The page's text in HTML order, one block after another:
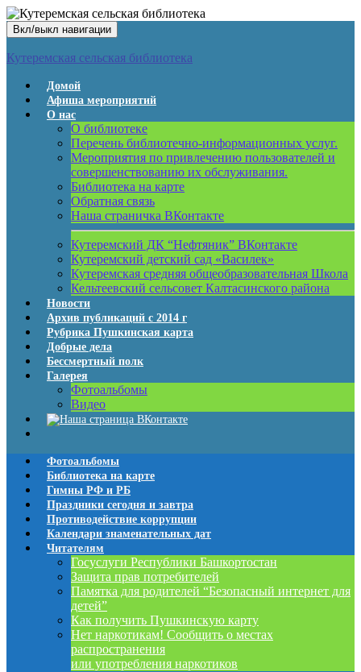
Вкл/выкл навигации
Кутеремская сельская библиотека
Домой
Афиша мероприятий
О нас
О библиотеке
Перечень библиотечно-информационных услуг.
Мероприятия по привлечению пользователей и
совершенствованию их обслуживания.
Библиотека на карте
Обратная связь
Наша страничка ВКонтакте
Кутеремский ДК “Нефтяник” ВКонтакте
Кутеремский детский сад «Василек»
Кутеремская средняя общеобразовательная Школа
Кельтеевский сельсовет Калтасинского района
Новости
Архив публикаций с 2014 г
Рубрика Пушкинская карта
Добрые дела
Бессмертный полк
Галерея
Фотоальбомы
Видео
Фотоальбомы
Библиотека на карте
Гимны РФ и РБ
Праздники сегодня и завтра
Противодействие коррупции
Календари знаменательных дат
Читателям
Госуслуги Республики Башкортостан
Защита прав потребителей
Памятка для родителей “Безопасный интернет для
детей”
Как получить Пушкинскую карту
Нет наркотикам! Сообщить о местах
распространения
или употребления наркотиков